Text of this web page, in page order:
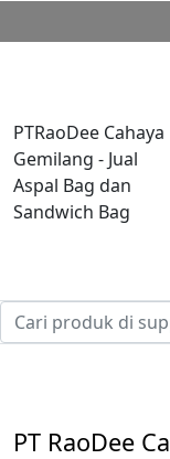
PTRaoDee Cahaya
Gemilang - Jual
Aspal Bag dan
Sandwich Bag
PT RaoDee